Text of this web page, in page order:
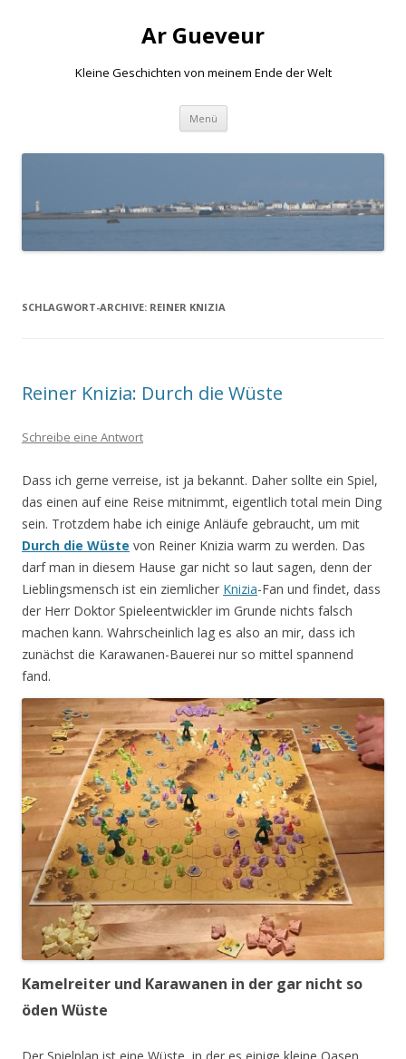
Ar Gueveur
Kleine Geschichten von meinem Ende der Welt
Menü Springe
Inhalt
SCHLAGWORT-ARCHIVE: REINER KNIZIA
Reiner Knizia: Durch die Wüste
Schreibe eine Antwort
Dass ich gerne verreise, ist ja bekannt. Daher sollte ein Spiel,
das einen auf eine Reise mitnimmt, eigentlich total mein Ding
sein. Trotzdem habe ich einige Anläufe gebraucht, um mit
Durch die Wüste von Reiner Knizia warm zu werden. Das
darf man in diesem Hause gar nicht so laut sagen, denn der
Lieblingsmensch ist ein ziemlicher Knizia-Fan und findet, dass
der Herr Doktor Spieleentwickler im Grunde nichts falsch
machen kann. Wahrscheinlich lag es also an mir, dass ich
zunächst die Karawanen-Bauerei nur so mittel spannend
fand.
Kamelreiter und Karawanen in der gar nicht so
öden Wüste